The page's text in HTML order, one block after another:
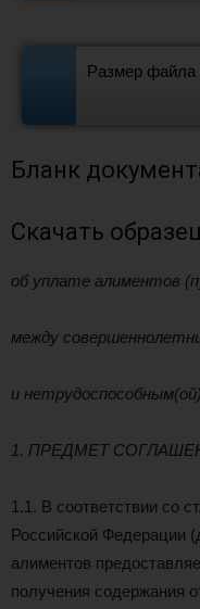
Размер файла
Бланк
Скачать
об уплате алиментов
между
и
1. ПРЕДМЕТ
1.1. В соответствии со
Российской
алиментов
получения содержания